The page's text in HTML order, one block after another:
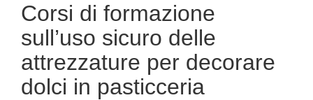
Corsi di formazione
sull’uso sicuro delle
attrezzature per decorare
dolci in pasticceria